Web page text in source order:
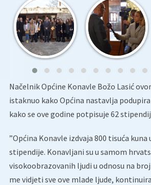
Načelnik Općine Konavle Božo Lasić
istaknuo kako Općina nastavlja
kako se ove godine potpisuje 62
”Općina Konavle izdvaja 800 tisuća kuna
stipendije. Konavljani su u samom
visokoobrazovanih ljudi u odnosu na
me vidjeti sve ove mlade ljude,